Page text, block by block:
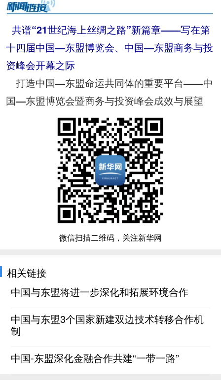
共谱“21世纪海上丝绸之路”新篇章——写在第
十四届中国—东盟博览会、中国—东盟商务与投
资峰会开幕之际
打造中国—东盟命运共同体的重要平台——中
国—东盟博览会暨商务与投资峰会成效与展望
微信扫描二维码，关注新华网
相关链接
中国与东盟将进一步深化和拓展环境合作
中国与东盟3个国家新建双边技术转移合作机
制
中国-东盟深化金融合作共建“一带一路”